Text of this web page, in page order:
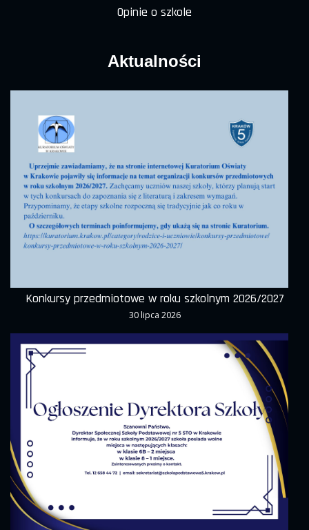
Opinie o szkole
Aktualności
Konkursy przedmiotowe w roku szkolnym 2026/2027
30 lipca 2026